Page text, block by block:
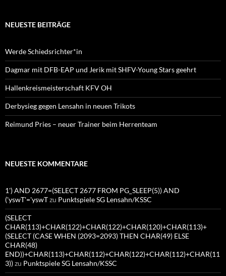
NEUESTE BEITRÄGE
Werde Schiedsrichter*in
Dagmar mit DFB-EAP und Jerik mit SHFV-Young Stars geehrt
Hallenkreismeisterschaft KFV OH
Derbysieg gegen Lensahn in neuen Trikots
Reimund Pries – neuer Trainer beim Herrenteam
NEUESTE KOMMENTARE
1') AND 2677=(SELECT 2677 FROM PG_SLEEP(5)) AND
('yswT'='yswTzu Punktspiele SG Lensahn/KSSC
(SELECT
CHAR(113)+CHAR(122)+CHAR(122)+CHAR(120)+CHAR(113)+
(SELECT (CASE WHEN (2093=2093) THEN CHAR(49) ELSE
CHAR(48)
END))+CHAR(113)+CHAR(112)+CHAR(122)+CHAR(112)+CHAR(11
3))zu Punktspiele SG Lensahn/KSSC